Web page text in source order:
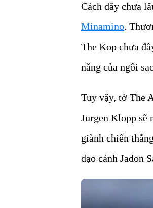
Cách đây chưa
Minamino.
The Kop chưa
năng của ngôi
Tuy vậy, tờ The
Jurgen Klopp sẽ
giành chiến
đạo cánh Jadon